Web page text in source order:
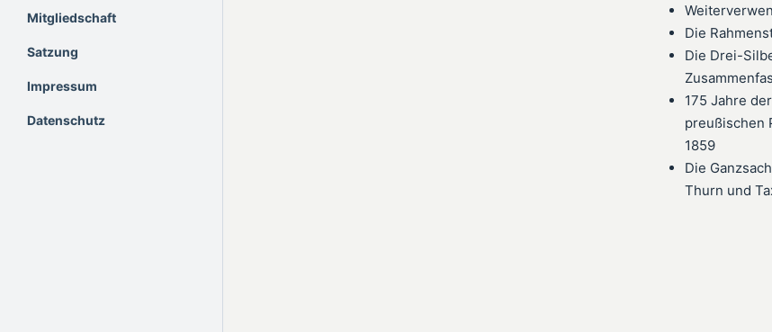
Mitgliedschaft
Satzung
Impressum
Datenschutz
Die
Die Drei-
175 Jahre
preußischen
1859
Die
Thurn und